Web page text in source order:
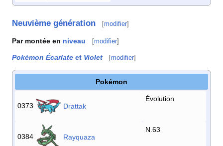
Neuvième génération [modifier]
Par montée en niveau [modifier]
Pokémon Écarlate et Violet [modifier]
Pokémon
0373 Drattak
Évolution
0384 Rayquaza
N.63